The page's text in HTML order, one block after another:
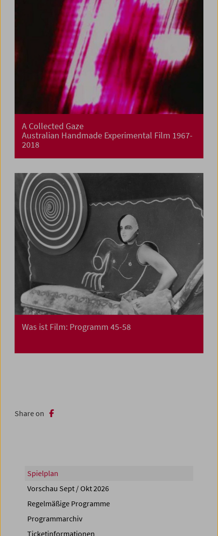
A Collected Gaze
Australian Handmade Experimental Film 1967-
2018
Was ist Film: Programm 45-58
Share on
Spielplan
Vorschau Sept / Okt 2026
Regelmäßige Programme
Programmarchiv
Ticketinformationen